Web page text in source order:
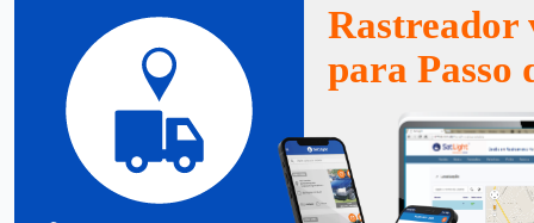
Rastreador
para Passo